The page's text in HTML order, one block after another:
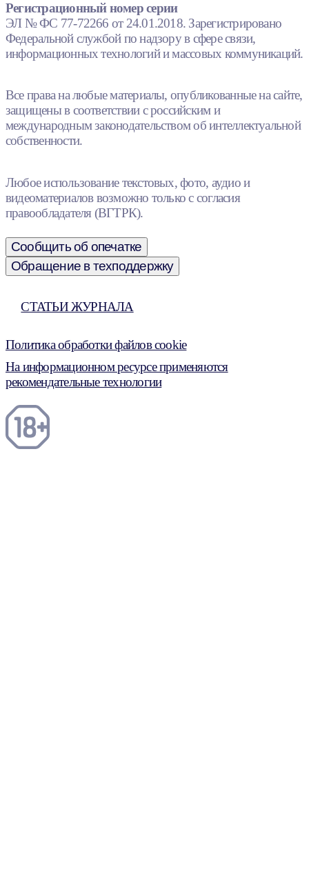
Регистрационный номер серии
ЭЛ № ФС 77-72266 от 24.01.2018. Зарегистрировано
Федеральной службой по надзору в сфере связи,
информационных технологий и массовых коммуникаций.
Все права на любые материалы, опубликованные на сайте,
защищены в соответствии с российским и
международным законодательством об интеллектуальной
собственности.
Любое использование текстовых, фото, аудио и
видеоматериалов возможно только с согласия
правообладателя (ВГТРК).
Сообщить об опечатке
Обращение в техподдержку
СТАТЬИ ЖУРНАЛА
Политика обработки файлов cookie
На информационном ресурсе применяются
рекомендательные технологии